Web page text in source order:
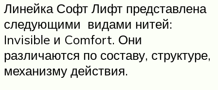
Линейка Софт Лифт представлена
следующими видами нитей:
Invisible и Comfort. Они
различаются по составу, структуре,
механизму действия.